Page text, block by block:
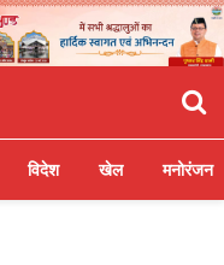
विदेश खेल मनोरंजन